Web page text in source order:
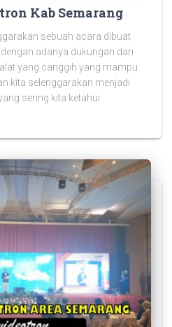
Kab Semarang
sebuah acara dibuat
adanya dukungan dari
yang canggih yang mampu
kita selenggarakan menjadi
sering kita ketahui